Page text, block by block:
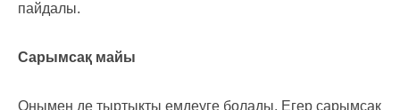
пайдалы.
Сарымсақ майы
Онымен де тыртықты емдеуге болады. Егер сарымсақ